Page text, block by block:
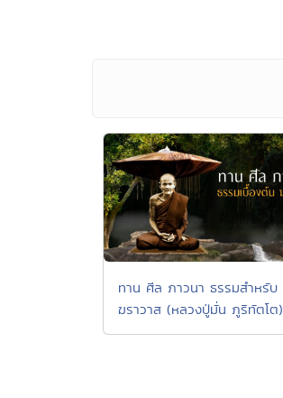
ทาน ศีล ภาวนา ธรรมสำหรับ
ฆราวาส (หลวงปู่มั่น ภูริทัตโต)